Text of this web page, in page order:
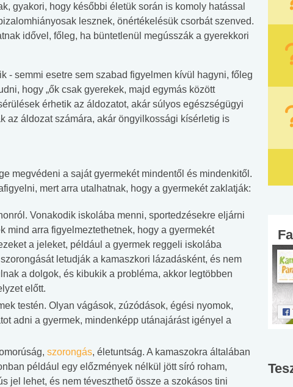
gyakori, hogy későbbi életük során is komoly hatással
lesznek, önértékelésük csorbát szenved.
idővel, főleg, ha büntetlenül megússzák a gyerekkori
- semmi esetre sem szabad figyelmen kívül hagyni, főleg
hogy „ők csak gyerekek, majd egymás között
érhetik az áldozatot, akár súlyos egészségügyi
az áldozat számára, akár öngyilkossági kísérletig is
megvédeni a saját gyermekét mindentől és mindenkitől.
mert arra utalhatnak, hogy a gyermekét zaklatják:
Vonakodik iskolába menni, sportedzésekre eljárni
mind arra figyelmeztethetnek, hogy a gyermekét
a jeleket, például a gyermek reggeli iskolába
letudják a kamaszkori lázadásként, és nem
a dolgok, és kibukik a probléma, akkor legtöbben
előtt.
testén. Olyan vágások, zúzódások, égési nyomok,
adni a gyermek, mindenképp utánajárást igényel a
szorongás, életuntság. A kamaszokra általában
például egy előzmények nélkül jött síró roham,
jel lehet, és nem téveszthető össze a szokásos tini